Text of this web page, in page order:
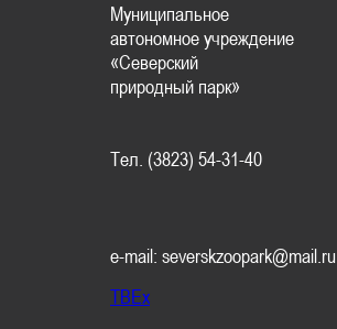
Муниципальное
автономное учреждение
«Северский
природный парк»
Тел. (3823) 54-31-40
e-mail: severskzoopark@mail.ru
TBEx